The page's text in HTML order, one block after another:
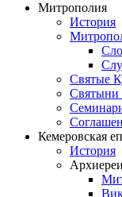
Митрополия
История
Святые
Святыни
Кемеровская
История
Архиереи